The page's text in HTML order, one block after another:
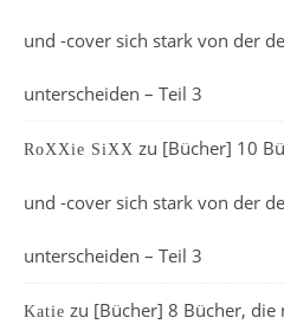
und -cover sich stark von der
unterscheiden – Teil 3
RoXXie SiXX zu [Bücher] 10
und -cover sich stark von der
unterscheiden – Teil 3
Katie zu [Bücher] 8 Bücher, die